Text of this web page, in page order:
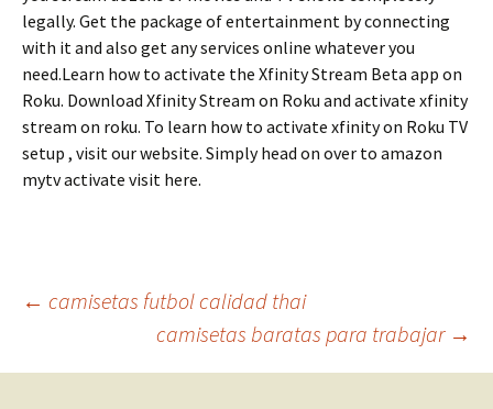
legally. Get the package of entertainment by connecting
with it and also get any services online whatever you
need.Learn how to activate the Xfinity Stream Beta app on
Roku. Download Xfinity Stream on Roku and activate xfinity
stream on roku. To learn how to activate xfinity on Roku TV
setup , visit our website. Simply head on over to amazon
mytv activate visit here.
Navegación
de
← camisetas futbol calidad thai
camisetas baratas para trabajar →